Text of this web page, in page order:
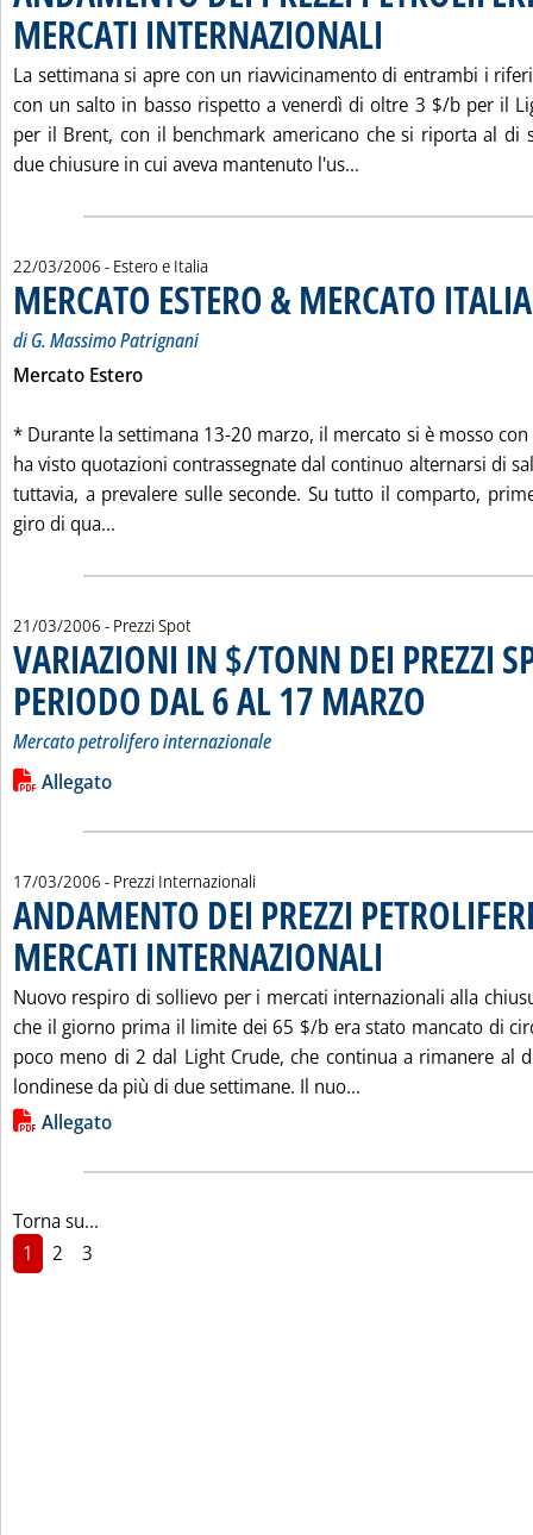
MERCATI INTERNAZIONALI
La settimana si apre con un riavvicinamento di entrambi i
con un salto in basso rispetto a venerdì di oltre 3 $/b per il
per il Brent, con il benchmark americano che si riporta al di
due chiusure in cui aveva mantenuto l'us...
22/03/2006 - Estero e Italia
MERCATO ESTERO & MERCATO ITALIA
di G. Massimo Patrignani
Mercato Estero
* Durante la settimana 13-20 marzo, il mercato si è mosso
ha visto quotazioni contrassegnate dal continuo alternarsi di
tuttavia, a prevalere sulle seconde. Su tutto il comparto,
giro di qua...
21/03/2006 - Prezzi Spot
VARIAZIONI IN $/TONN DEI PREZZI
PERIODO DAL 6 AL 17 MARZO
Mercato petrolifero internazionale
Leggi tutta la notizia: 'VARIAZIONI IN $/TONN DEI PREZZI
Lista allegati PDF alla notizia
Allegato
17/03/2006 - Prezzi Internazionali
ANDAMENTO DEI PREZZI
MERCATI INTERNAZIONALI
Nuovo respiro di sollievo per i mercati internazionali alla
che il giorno prima il limite dei 65 $/b era stato mancato di
poco meno di 2 dal Light Crude, che continua a rimanere al
londinese da più di due settimane. Il nuo...
Lista allegati PDF alla notizia
Allegato
Torna su...
1
2 3